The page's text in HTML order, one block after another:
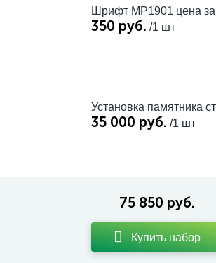
Шрифт MP1901 цена
350 руб. /1 шт
Установка памятника
35 000 руб. /1 шт
75 850 руб.
Купить набор